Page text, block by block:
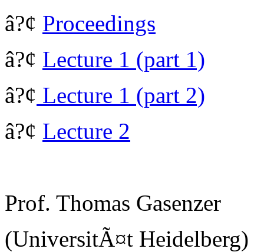
â?¢ Proceedings
â?¢ Lecture 1 (part 1)
â?¢ Lecture 1 (part 2)
â?¢ Lecture 2
Prof. Thomas Gasenzer
(UniversitÃ¤t Heidelberg)